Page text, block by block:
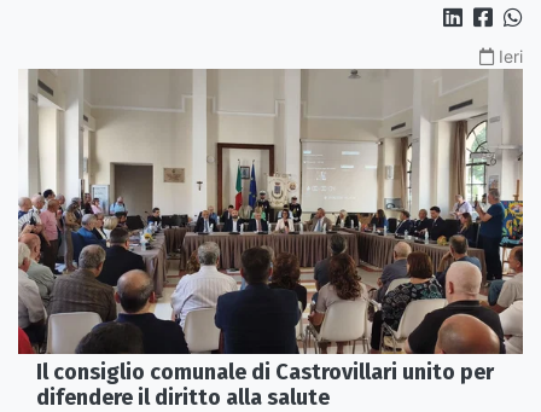
Ieri
Il consiglio comunale di Castrovillari unito per
difendere il diritto alla salute